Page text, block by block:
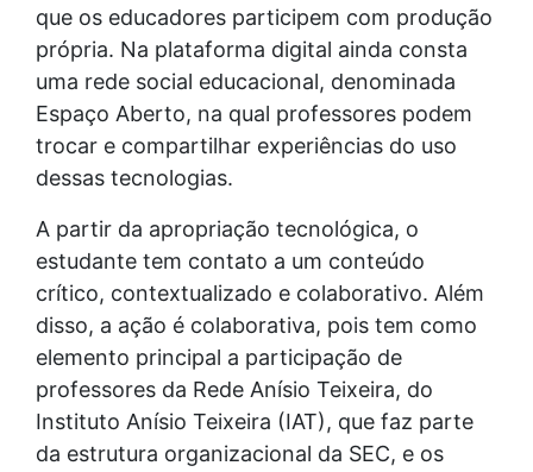
que os educadores participem com produção
própria. Na plataforma digital ainda consta
uma rede social educacional, denominada
Espaço Aberto, na qual professores podem
trocar e compartilhar experiências do uso
dessas tecnologias.
A partir da apropriação tecnológica, o
estudante tem contato a um conteúdo
crítico, contextualizado e colaborativo. Além
disso, a ação é colaborativa, pois tem como
elemento principal a participação de
professores da Rede Anísio Teixeira, do
Instituto Anísio Teixeira (IAT), que faz parte
da estrutura organizacional da SEC, e os